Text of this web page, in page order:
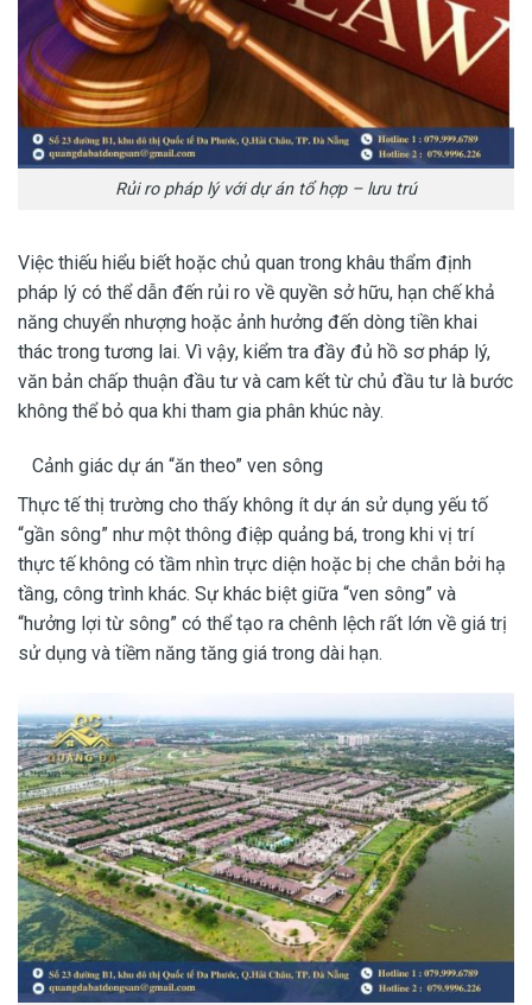
Rủi ro pháp lý với dự án tổ hợp – lưu trú
Việc thiếu hiểu biết hoặc chủ quan trong khâu thẩm định
pháp lý có thể dẫn đến rủi ro về quyền sở hữu, hạn chế khả
năng chuyển nhượng hoặc ảnh hưởng đến dòng tiền khai
thác trong tương lai. Vì vậy, kiểm tra đầy đủ hồ sơ pháp lý,
văn bản chấp thuận đầu tư và cam kết từ chủ đầu tư là bước
không thể bỏ qua khi tham gia phân khúc này.
Cảnh giác dự án “ăn theo” ven sông
Thực tế thị trường cho thấy không ít dự án sử dụng yếu tố
“gần sông” như một thông điệp quảng bá, trong khi vị trí
thực tế không có tầm nhìn trực diện hoặc bị che chắn bởi hạ
tầng, công trình khác. Sự khác biệt giữa “ven sông” và
“hưởng lợi từ sông” có thể tạo ra chênh lệch rất lớn về giá trị
sử dụng và tiềm năng tăng giá trong dài hạn.